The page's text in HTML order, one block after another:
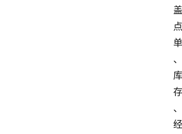
盖
点
单
、
库
存
、
经